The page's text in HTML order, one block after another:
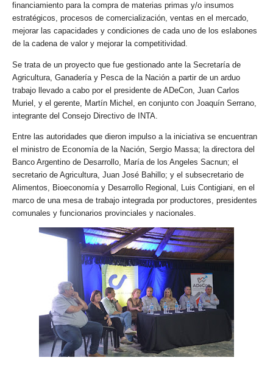
financiamiento para la compra de materias primas y/o insumos
estratégicos, procesos de comercialización, ventas en el mercado,
mejorar las capacidades y condiciones de cada uno de los eslabones
de la cadena de valor y mejorar la competitividad.
Se trata de un proyecto que fue gestionado ante la Secretaría de
Agricultura, Ganadería y Pesca de la Nación a partir de un arduo
trabajo llevado a cabo por el presidente de ADeCon, Juan Carlos
Muriel, y el gerente, Martín Michel, en conjunto con Joaquín Serrano,
integrante del Consejo Directivo de INTA.
Entre las autoridades que dieron impulso a la iniciativa se encuentran
el ministro de Economía de la Nación, Sergio Massa; la directora del
Banco Argentino de Desarrollo, María de los Angeles Sacnun; el
secretario de Agricultura, Juan José Bahillo; y el subsecretario de
Alimentos, Bioeconomía y Desarrollo Regional, Luis Contigiani, en el
marco de una mesa de trabajo integrada por productores, presidentes
comunales y funcionarios provinciales y nacionales.